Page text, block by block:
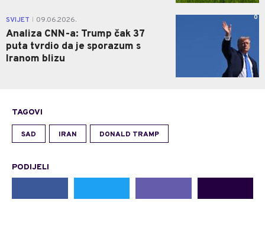
SVIJET 09.06.2026.
Analiza CNN-a: Trump čak 37
puta tvrdio da je sporazum s
Iranom blizu
0
TAGOVI
SAD IRAN DONALD TRAMP
PODIJELI